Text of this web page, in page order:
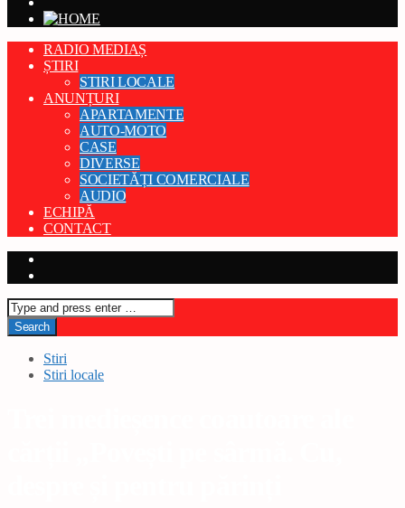
RADIO MEDIAȘ
ȘTIRI
STIRI LOCALE
ANUNȚURI
APARTAMENTE
AUTO-MOTO
CASE
DIVERSE
SOCIETĂȚI COMERCIALE
AUDIO
ECHIPĂ
CONTACT
Stiri
Stiri locale